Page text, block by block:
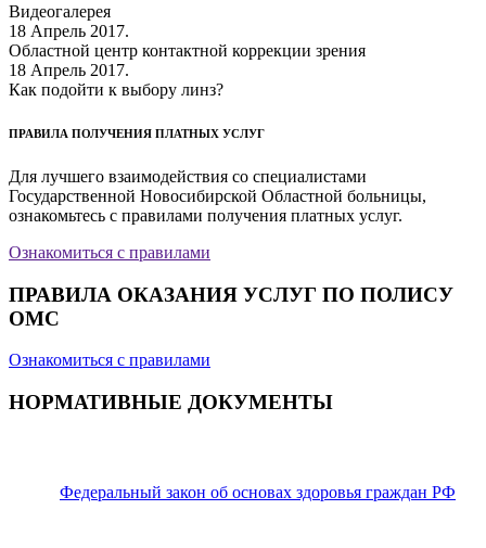
Видеогалерея
18 Апрель 2017.
Областной центр контактной коррекции зрения
18 Апрель 2017.
Как подойти к выбору линз?
ПРАВИЛА ПОЛУЧЕНИЯ ПЛАТНЫХ УСЛУГ
Для лучшего взаимодействия со специалистами
Государственной Новосибирской Областной больницы,
ознакомьтесь с правилами получения платных услуг.
Ознакомиться с правилами
ПРАВИЛА ОКАЗАНИЯ УСЛУГ ПО ПОЛИСУ
ОМС
Ознакомиться с правилами
НОРМАТИВНЫЕ ДОКУМЕНТЫ
Федеральный закон об основах здоровья граждан РФ